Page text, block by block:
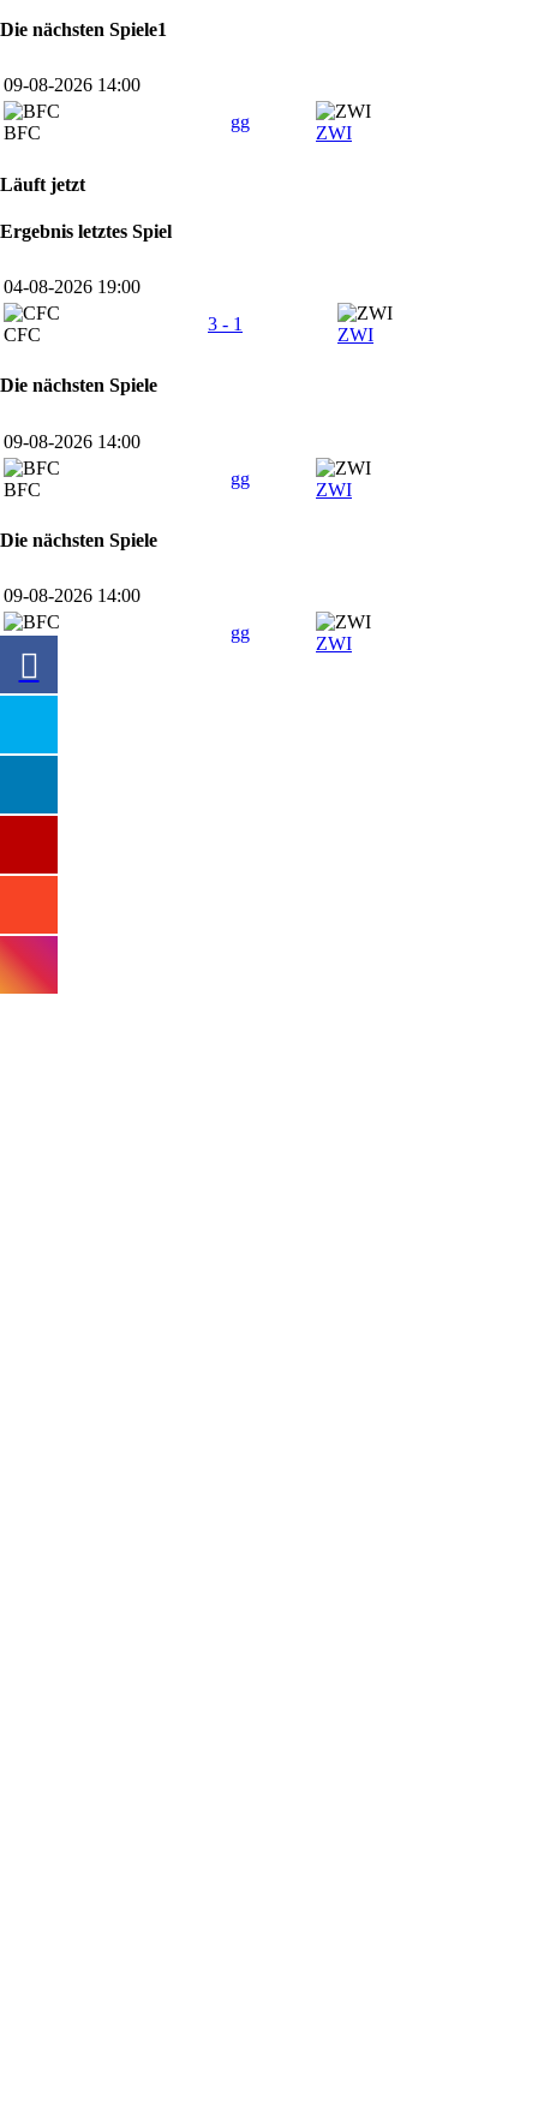
Die nächsten Spiele1
09-08-2026 14:00
BFC
gg
ZWI
Läuft jetzt
Ergebnis letztes Spiel
04-08-2026 19:00
CFC
3 - 1
ZWI
Die nächsten Spiele
09-08-2026 14:00
BFC
gg
ZWI
Die nächsten Spiele
09-08-2026 14:00
gg
ZWI
SPONSOREN
Hauptsponsor